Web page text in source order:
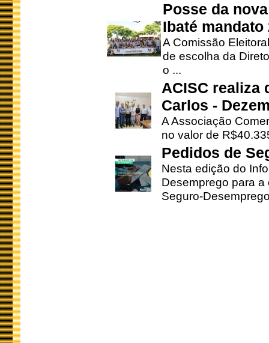
Posse da
Ibaté mandato
A Comissão
de escolha da
o ...
ACISC realiza
Carlos -
A Associação
no valor de
Pedidos de
Nesta edição do
Desemprego para
Seguro-